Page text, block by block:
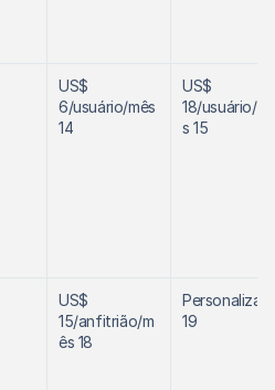
US$
6/usuário/mês
14
US$
18/usuário/
s 15
US$
15/anfitrião/m
ês 18
19